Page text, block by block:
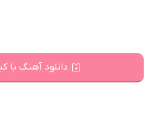
دانلود آهنگ با